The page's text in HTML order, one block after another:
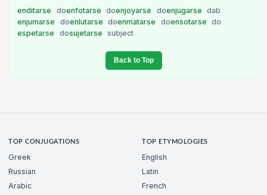
enditarse doenfotarse doenjoyarse doenjugarse
dab
enjumarse
doenlutarse doenmatarse doensotarse
do
espetarse
dosujetarse subject
Back to Top
TOP CONJUGATIONS
Greek
Russian
Arabic
TOP ETYMOLOGIES
English
Latin
French